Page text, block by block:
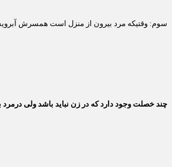
سوم: وقتیکه مرد بیرون از منزل است همسرش
چند خصلت وجود دارد که در زن نباید باشد ولی درمرد